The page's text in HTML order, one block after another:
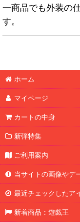
一商品でも外装の
す。
ホーム
マイページ
カートの中身
新弾特集
ご利用案内
当サイトの画像やデ
最近チェックしたア
新着商品：遊戯王